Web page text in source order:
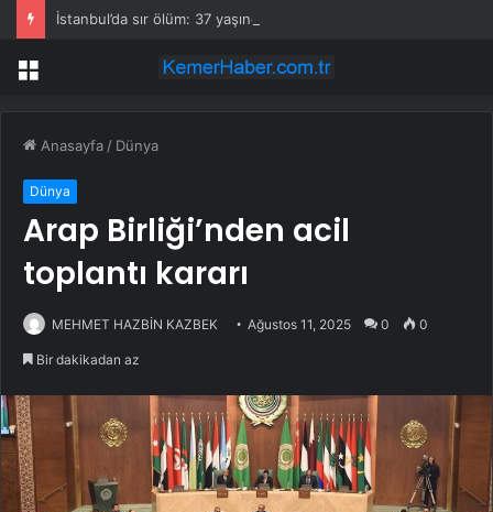
Menü
Anasayfa / Dünya
Dünya
Arap Birliği’nden acil
toplantı kararı
MEHMET HAZBİN KAZBEK Ağustos 11, 2025 0 0
Bir dakikadan az